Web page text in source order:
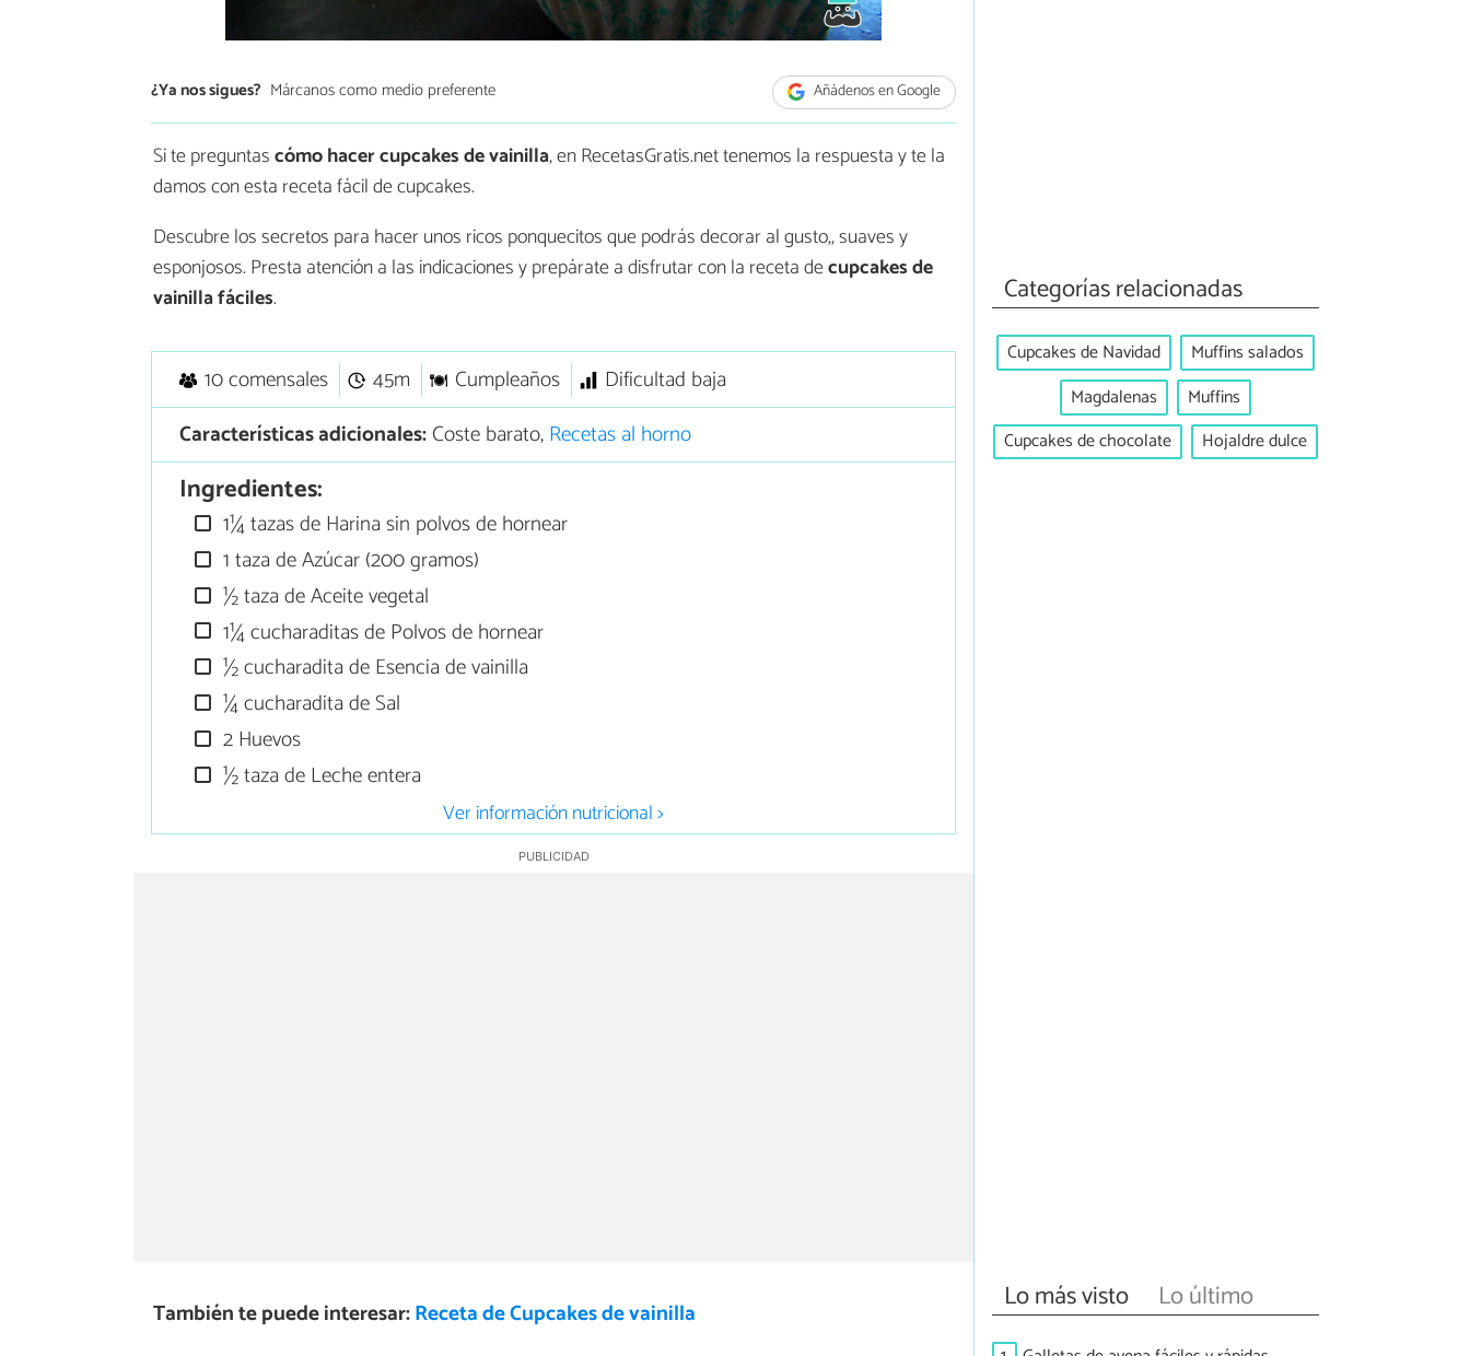
¿Ya nos sigues? Márcanos como medio preferente Añádenos en Google
Si te preguntascómo hacer cupcakes de vainilla, en RecetasGratis.net tenemos la respuesta y te la
damos con esta receta fácil de cupcakes.
Descubre los secretos para hacer unos ricos ponquecitos que podrás decorar al gusto,, suaves y
esponjosos. Presta atención a las indicaciones y prepárate a disfrutar con la receta decupcakes de
vainilla fáciles.
10 comensales 45m Cumpleaños
Dificultad baja
Características adicionales:Coste barato,Recetas al horno
Ingredientes:
1¼ tazas de Harina sin polvos de hornear
1 taza de Azúcar (200 gramos)
½ taza de Aceite vegetal
1¼ cucharaditas de Polvos de hornear
½ cucharadita de Esencia de vainilla
¼ cucharadita de Sal
2 Huevos
½ taza de Leche entera
Ver información nutricional >
También te puede interesar:Receta de Cupcakes de vainilla
Categorías relacionadas
Cupcakes de Navidad
Muffins salados
Magdalenas
Muffins
Cupcakes de chocolate
Hojaldre dulce
Lo más visto Lo último